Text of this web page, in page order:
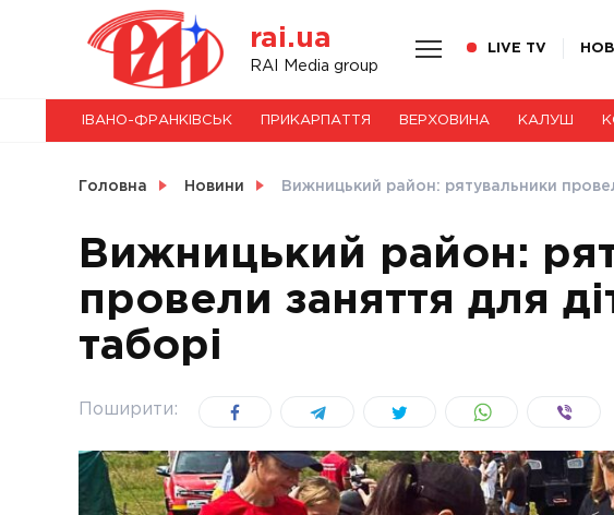
rai.ua
RAI Media group
LIVE TV
НОВИНИ
СВІТ
УКРАЇНА
ІВАНО-ФРАНКІВСЬК ПРИКАРПАТТЯ ВЕРХОВИНА КАЛУШ
Головна Новини Вижницький район: рятувальники
Вижницький район:
провели заняття для
таборі
Поширити: